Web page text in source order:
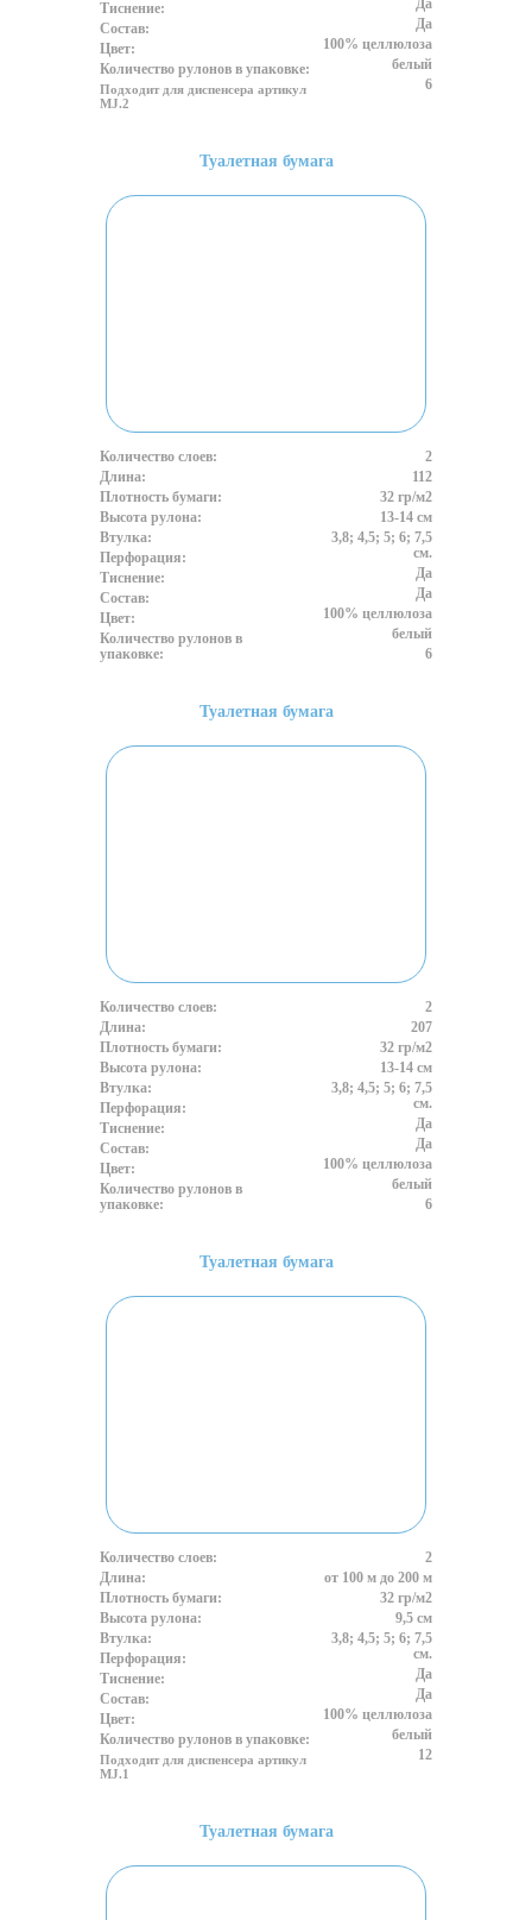
Тиснение:
Состав:
Цвет:
Количество рулонов в упаковке:
Подходит для диспенсера артикул
MJ.2
Да
Да
100% целлюлоза
белый
6
Туалетная бумага
Количество слоев:
Длина:
Плотность бумаги:
Высота рулона:
Втулка:
Перфорация:
Тиснение:
Состав:
Цвет:
Количество рулонов в
упаковке:
2
112
32 гр/м2
13-14 см
3,8; 4,5; 5; 6; 7,5
см.
Да
Да
100% целлюлоза
белый
6
Туалетная бумага
Количество слоев:
Длина:
Плотность бумаги:
Высота рулона:
Втулка:
Перфорация:
Тиснение:
Состав:
Цвет:
Количество рулонов в
упаковке:
2
207
32 гр/м2
13-14 см
3,8; 4,5; 5; 6; 7,5
см.
Да
Да
100% целлюлоза
белый
6
Туалетная бумага
Количество слоев:
Длина:
Плотность бумаги:
Высота рулона:
Втулка:
Перфорация:
Тиснение:
Состав:
Цвет:
Количество рулонов в упаковке:
Подходит для диспенсера артикул
MJ.1
2
от 100 м до 200 м
32 гр/м2
9,5 см
3,8; 4,5; 5; 6; 7,5
см.
Да
Да
100% целлюлоза
белый
12
Туалетная бумага